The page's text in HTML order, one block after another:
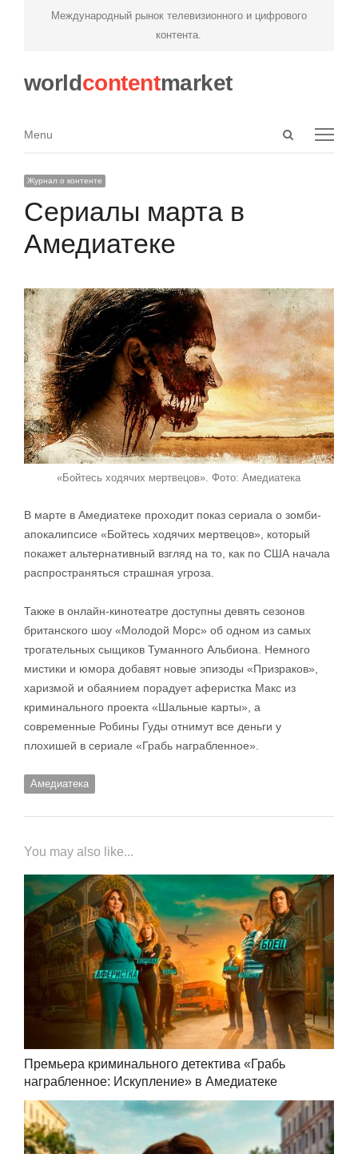
Международный рынок телевизионного и цифрового
контента.
worldcontentmarket
Open
Menu
Menu
Журнал о контенте
Сериалы марта в
Амедиатеке
«Бойтесь ходячих мертвецов». Фото: Амедиатека
В марте в Амедиатеке проходит показ сериала о зомби-
апокалипсисе «Бойтесь ходячих мертвецов», который
покажет альтернативный взгляд на то, как по США начала
распространяться страшная угроза.
Также в онлайн-кинотеатре доступны девять сезонов
британского шоу «Молодой Морс» об одном из самых
трогательных сыщиков Туманного Альбиона. Немного
мистики и юмора добавят новые эпизоды «Призраков»,
харизмой и обаянием порадует аферистка Макс из
криминального проекта «Шальные карты», а
современные Робины Гуды отнимут все деньги у
плохишей в сериале «Грабь награбленное».
Амедиатека
You may also like...
Премьера криминального детектива «Грабь
награбленное: Искупление» в Амедиатеке